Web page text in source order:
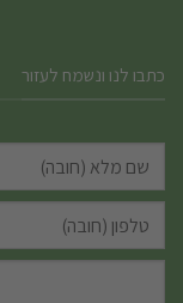
כתבו לנו ונשמח לעזור